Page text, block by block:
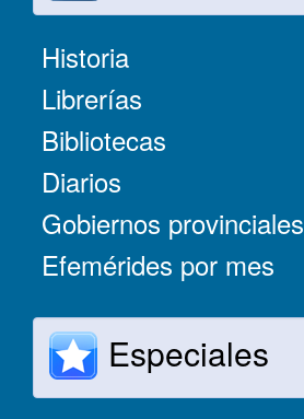
Historia
Librerías
Bibliotecas
Diarios
Gobiernos provinciales
Efemérides por mes
Especiales